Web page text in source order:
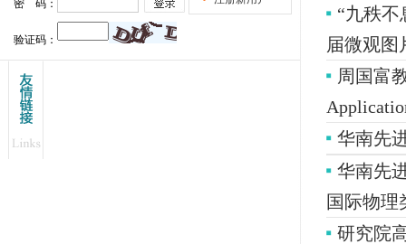
“九秩
届微观图
周国富
华南先
华南先
国际物理
研究院